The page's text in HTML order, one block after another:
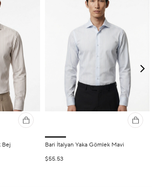
Bej Bari İtalyan Yaka Gömlek Mavi
$55.53